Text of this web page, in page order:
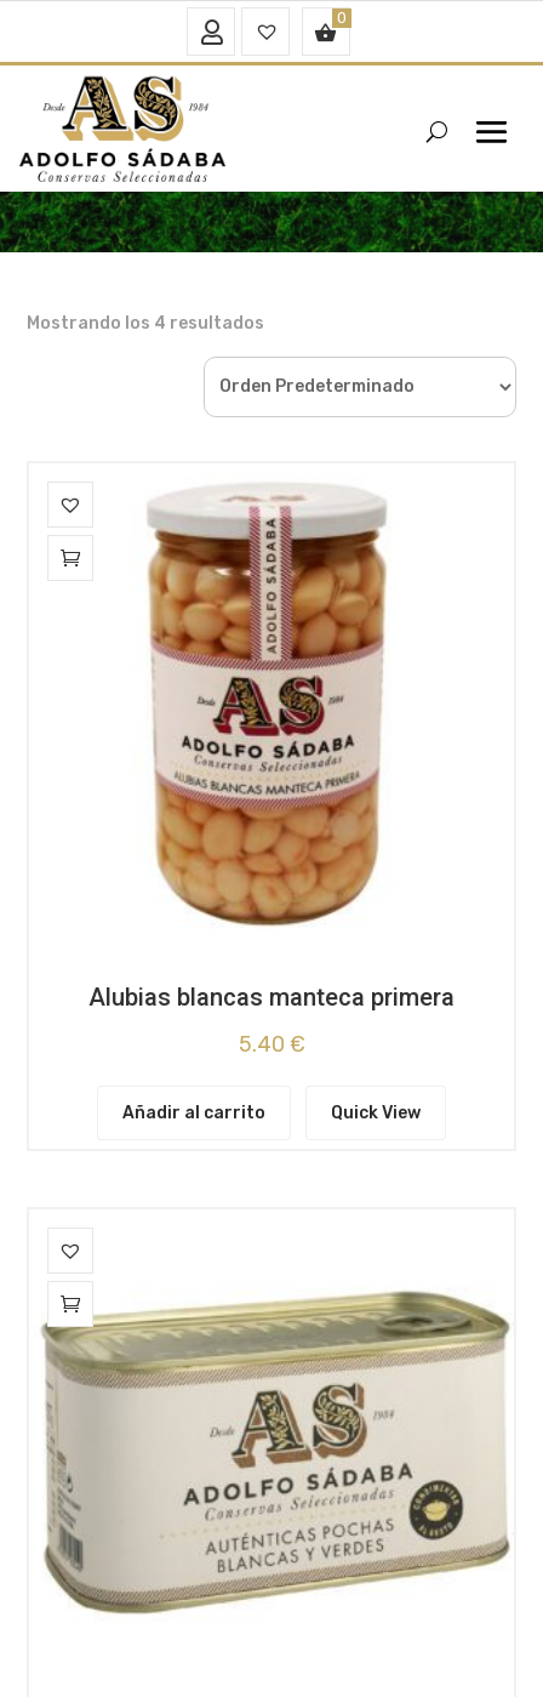
Mi Favoritos
Mostrando los 4 resultados
Alubias blancas manteca primera
5.40 €
Añadir al carrito Quick View